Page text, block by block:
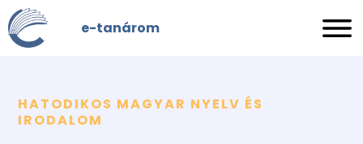
Skip
to
e-tanárom
HATODIKOS MAGYAR NYELV ÉS
IRODALOM